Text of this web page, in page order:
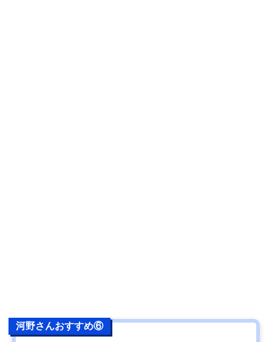
河野さんおすすめ⑥